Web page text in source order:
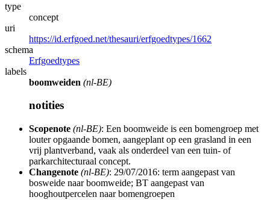
type
concept
uri
https://id.erfgoed.net/thesauri/erfgoedtypes/1662
schema
Erfgoedtypes
labels
boomweiden (nl-BE)
notities
Scopenote (nl-BE): Een boomweide is een bomengroep met
louter opgaande bomen, aangeplant op een grasland in een
vrij plantverband, vaak als onderdeel van een tuin- of
parkarchitecturaal concept.
Changenote (nl-BE): 29/07/2016: term aangepast van
bosweide naar boomweide; BT aangepast van
hooghoutpercelen naar bomengroepen